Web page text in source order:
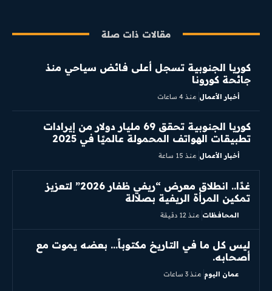
مقالات ذات صلة
كوريا الجنوبية تسجل أعلى فائض سياحي منذ
جائحة كورونا
أخبار الأعمال منذ 4 ساعات
كوريا الجنوبية تحقق 69 مليار دولار من إيرادات
تطبيقات الهواتف المحمولة عالميًا في 2025
أخبار الأعمال منذ 15 ساعة
غدًا.. انطلاق معرض “ريفي ظفار 2026” لتعزيز
تمكين المرأة الريفية بصلالة
المحافظات منذ 12 دقيقة
ليس كل ما في التاريخ مكتوباً… بعضه يموت مع
أصحابه.
عمان اليوم منذ 3 ساعات